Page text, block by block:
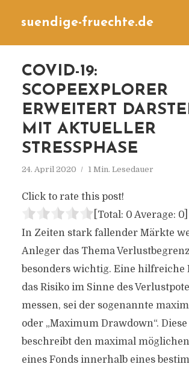
suendige-fruechte.de
COVID-19:
SCOPEEXPLORER
ERWEITERT
MIT AKTUELLER
STRESSPHASE
24. April 2020 1 Min. Lesedauer
Click to rate this post!
[Total: 0 Average: 0]
In Zeiten stark fallender Märkte
Anleger das Thema
besonders wichtig. Eine hilfreiche
das Risiko im Sinne des
messen, sei der sogenannte
oder „Maximum Drawdown“.
beschreibt den maximal
eines Fonds innerhalb eines